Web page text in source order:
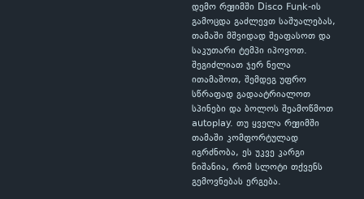
დემო რეჟიმში Disco Funk-ის
გამოცდა გაძლევთ საშუალებას,
თამაში მშვიდად შეაფასოთ და
საკუთარი ტემპი იპოვოთ.
შეგიძლიათ ჯერ ნელა
ითამაშოთ, შემდეგ უფრო
სწრაფად გადაატრიალოთ
სპინები და ბოლოს შეამოწმოთ
autoplay. თუ ყველა რეჟიმში
თამაში კომფორტულად
იგრძნობა, ეს უკვე კარგი
ნიშანია, რომ სლოტი თქვენს
გემოვნებას ერგება.